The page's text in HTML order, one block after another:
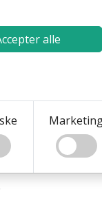
alle